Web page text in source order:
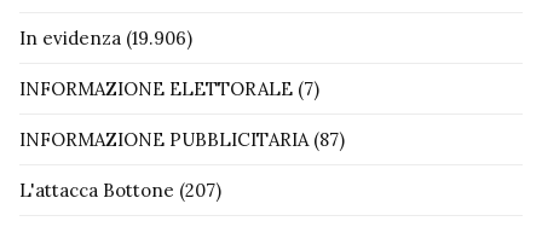
In evidenza (19.906)
INFORMAZIONE ELETTORALE (7)
INFORMAZIONE PUBBLICITARIA(87)
L'attacca Bottone (207)